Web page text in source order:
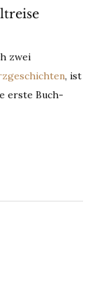
zwei
, ist
erste Buch-